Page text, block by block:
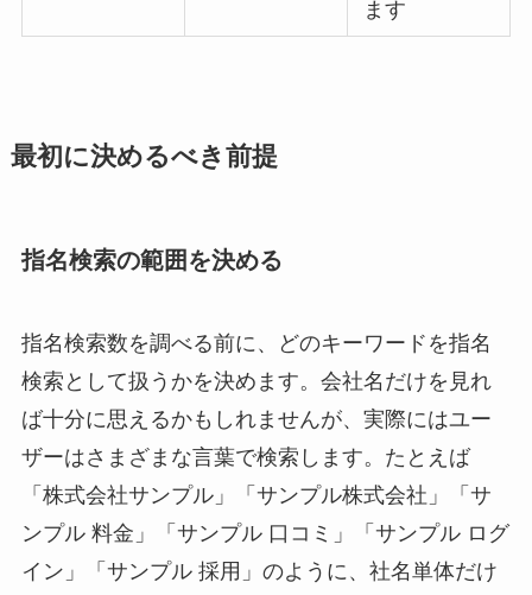
ます
最初に決めるべき前提
指名検索の範囲を決める
指名検索数を調べる前に、どのキーワードを指名
検索として扱うかを決めます。会社名だけを見れ
ば十分に思えるかもしれませんが、実際にはユー
ザーはさまざまな言葉で検索します。たとえば
「株式会社サンプル」「サンプル株式会社」「サ
ンプル 料金」「サンプル 口コミ」「サンプル ログ
イン」「サンプル 採用」のように、社名単体だけ